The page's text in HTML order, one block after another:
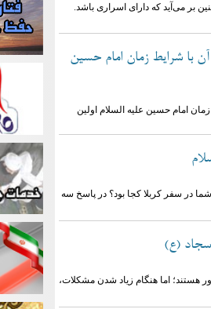
بر می‌آید که دارای اسراری باشد.
با شرایط زمان امام حسین
امام حسین علیه السلام اولین
در سفر کربلا کجا بود؟ در پاسخ سه
سجاد (ع)
هستند؛ اما هنگام زیاد شدن مشکلات،